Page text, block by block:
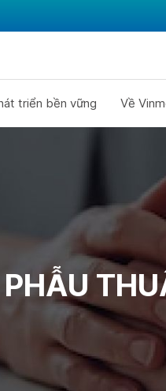
triển bền vững Về